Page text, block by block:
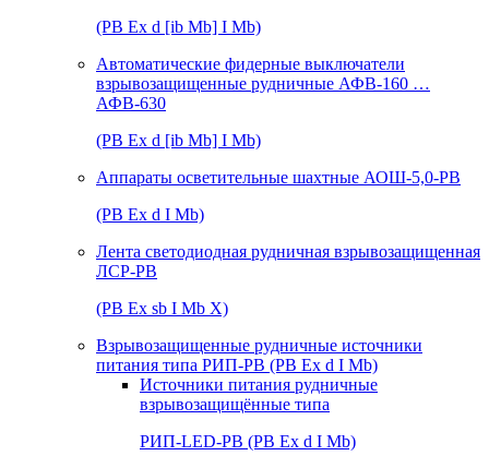
(РВ Ex d [ib Mb] I Mb)
Автоматические фидерные выключатели
взрывозащищенные рудничные АФВ-160 …
АФВ-630
(РВ Ex d [ib Mb] I Mb)
Аппараты осветительные шахтные АОШ-5,0-РВ
(РВ Ex d I Mb)
Лента светодиодная рудничная взрывозащищенная
ЛСР-РВ
(РВ Ex sb I Mb Х)
Взрывозащищенные рудничные источники
питания типа РИП-РВ (РВ Ex d I Mb)
Источники питания рудничные
взрывозащищённые типа
РИП-LED-РВ (РВ Ex d I Mb)